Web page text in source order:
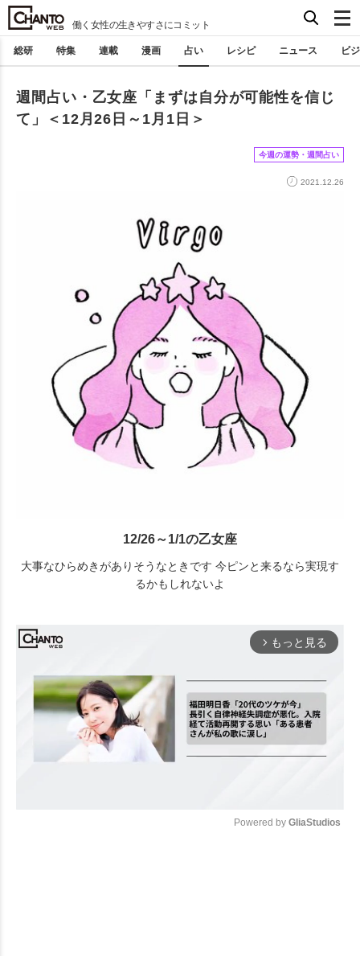
働く女性の生きやすさにコミット
総研 特集 連載 漫画 占い レシピ ニュース ビ
週間占い・乙女座「まずは自分が可能性を信じ
て」＜12月26日～1月1日＞
今週の運勢・週間占い
2021.12.26
12/26～1/1の乙女座
大事なひらめきがありそうなときです 今ピンと来るなら実現す
るかもしれないよ
arrow_forward_ios もっと見る
Powered by GliaStudios